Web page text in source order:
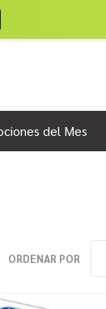
del Mes
ORDENAR POR